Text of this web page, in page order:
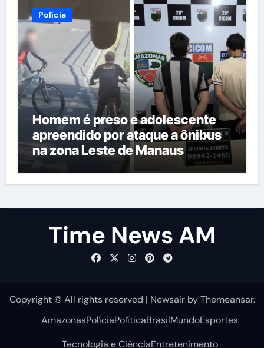
Polícia
Homem é preso e adolescente
apreendido por ataque a ônibus
na zona Leste de Manaus
Time News AM
Copyright © All rights reserved | NewsairbyThemeansar.
AmazonasPolíciaPolíticaBrasilMundoEsportes
Tecnologia e CiênciaEntretenimento